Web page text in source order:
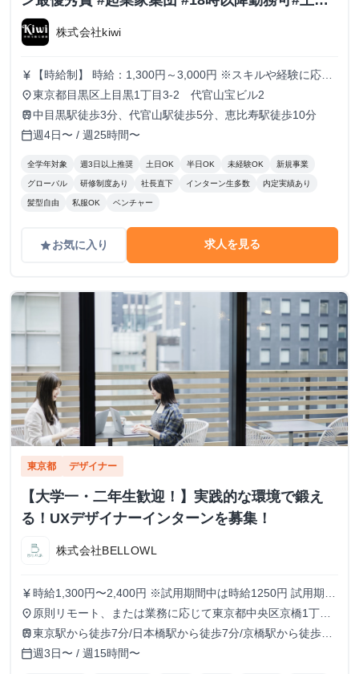
勤務可
株式会社kiwi
currency_yen
【時給制】 時給：1,300円～3,000円 ※スキルや経験に応じ
て昇給します。 【月給制】 尚、フルコミットできる方は月
給制もご用意しております。 月給: 230,000円〜 ※毎月行う
評価面談により毎月昇給の可能性あり ※年間の昇給平均額
80,000円
place東京都目黒区上目黒1丁目3-2 代官山宝ビル2
train中目黒駅徒歩3分、代官山駅徒歩5分、恵比寿駅徒歩10分
calendar_today週4日〜 / 週25時間〜
全学年対象 週3日以上推奨 土日OK 半日OK 未経験OK 新規事業
グローバル 研修制度あり 社長直下 インターン生多数 内定実績あり
髪型自由 私服OK ベンチャー
gradeお気に入り 求人を見る
東京都 デザイナー
【大学一・二年生歓迎！】実践的な環境で鍛え
る！UXデザイナーインターンを募集！
株式会社BELLOWL
currency_yen 時給1,300円〜2,400円 ※試用期間中は時給1250円 試用期
間：3ヶ月〜6ヶ月（3ヶ月ごとに双方意思確認の上、契約を
更新）
place 原則リモート、または業務に応じて東京都中央区京橋1丁目
6−13 VORT京橋II 9Fのオフィスにて勤務
train東京駅から徒歩7分/日本橋駅から徒歩7分/京橋駅から徒歩5
分/宝町駅から徒歩8分
calendar_today週3日〜 / 週15時間〜